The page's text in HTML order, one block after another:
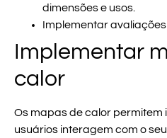
dimensões e usos.
Implementar avaliações
Implementar
calor
Os mapas de calor permitem
usuários interagem com o